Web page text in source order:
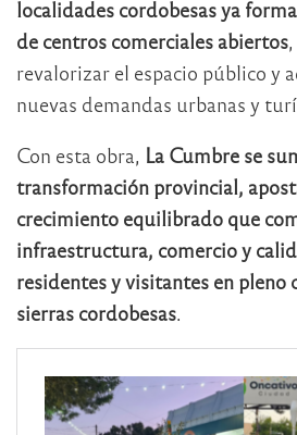
localidades cordobesas ya
de centros comerciales abiertos
revalorizar el espacio público y
nuevas demandas urbanas y
Con esta obra, La Cumbre se
transformación provincial,
crecimiento equilibrado que
infraestructura, comercio y
residentes y visitantes en pleno
sierras cordobesas.